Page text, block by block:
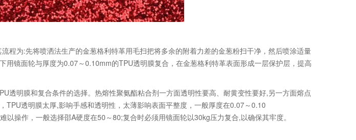
为:先将喷洒法生产的金葱格利特革用毛扫把将多余的附着力差的金葱粉扫干净，然后喷涂适量
镜面轮与厚度为0.07～0.10mm的TPU透明膜复合，在金葱格利特革表面形成一层保护层，提高
明膜和复合条件的选择。热熔性聚氨酯粘合剂一方面透明性要高、耐黄变性要好,另一方面熔点
透明膜太厚,影响手感和透明性，太薄影响表面平整度，一般厚度在0.07～0.10
以操作，一般选择邵A硬度在50～80;复合时必须用镜面轮以30kg压力复合,以确保其牢度。